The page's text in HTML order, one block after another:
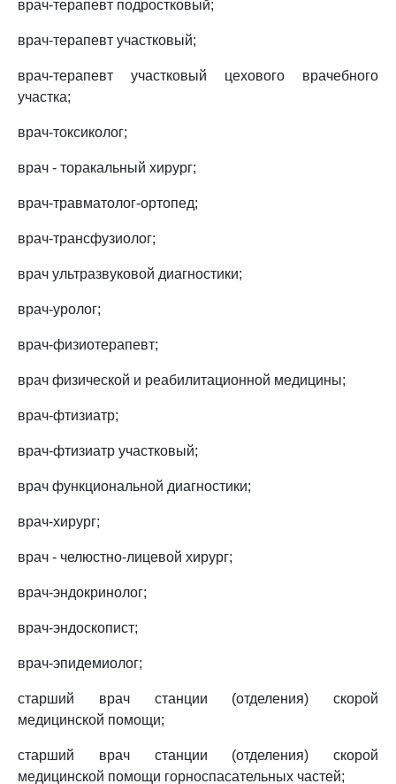
врач-терапевт подростковый;
врач-терапевт участковый;
врач-терапевт участковый цехового врачебного
участка;
врач-токсиколог;
врач - торакальный хирург;
врач-травматолог-ортопед;
врач-трансфузиолог;
врач ультразвуковой диагностики;
врач-уролог;
врач-физиотерапевт;
врач физической и реабилитационной медицины;
врач-фтизиатр;
врач-фтизиатр участковый;
врач функциональной диагностики;
врач-хирург;
врач - челюстно-лицевой хирург;
врач-эндокринолог;
врач-эндоскопист;
врач-эпидемиолог;
старший врач станции (отделения) скорой
медицинской помощи;
старший врач станции (отделения) скорой
медицинской помощи горноспасательных частей;